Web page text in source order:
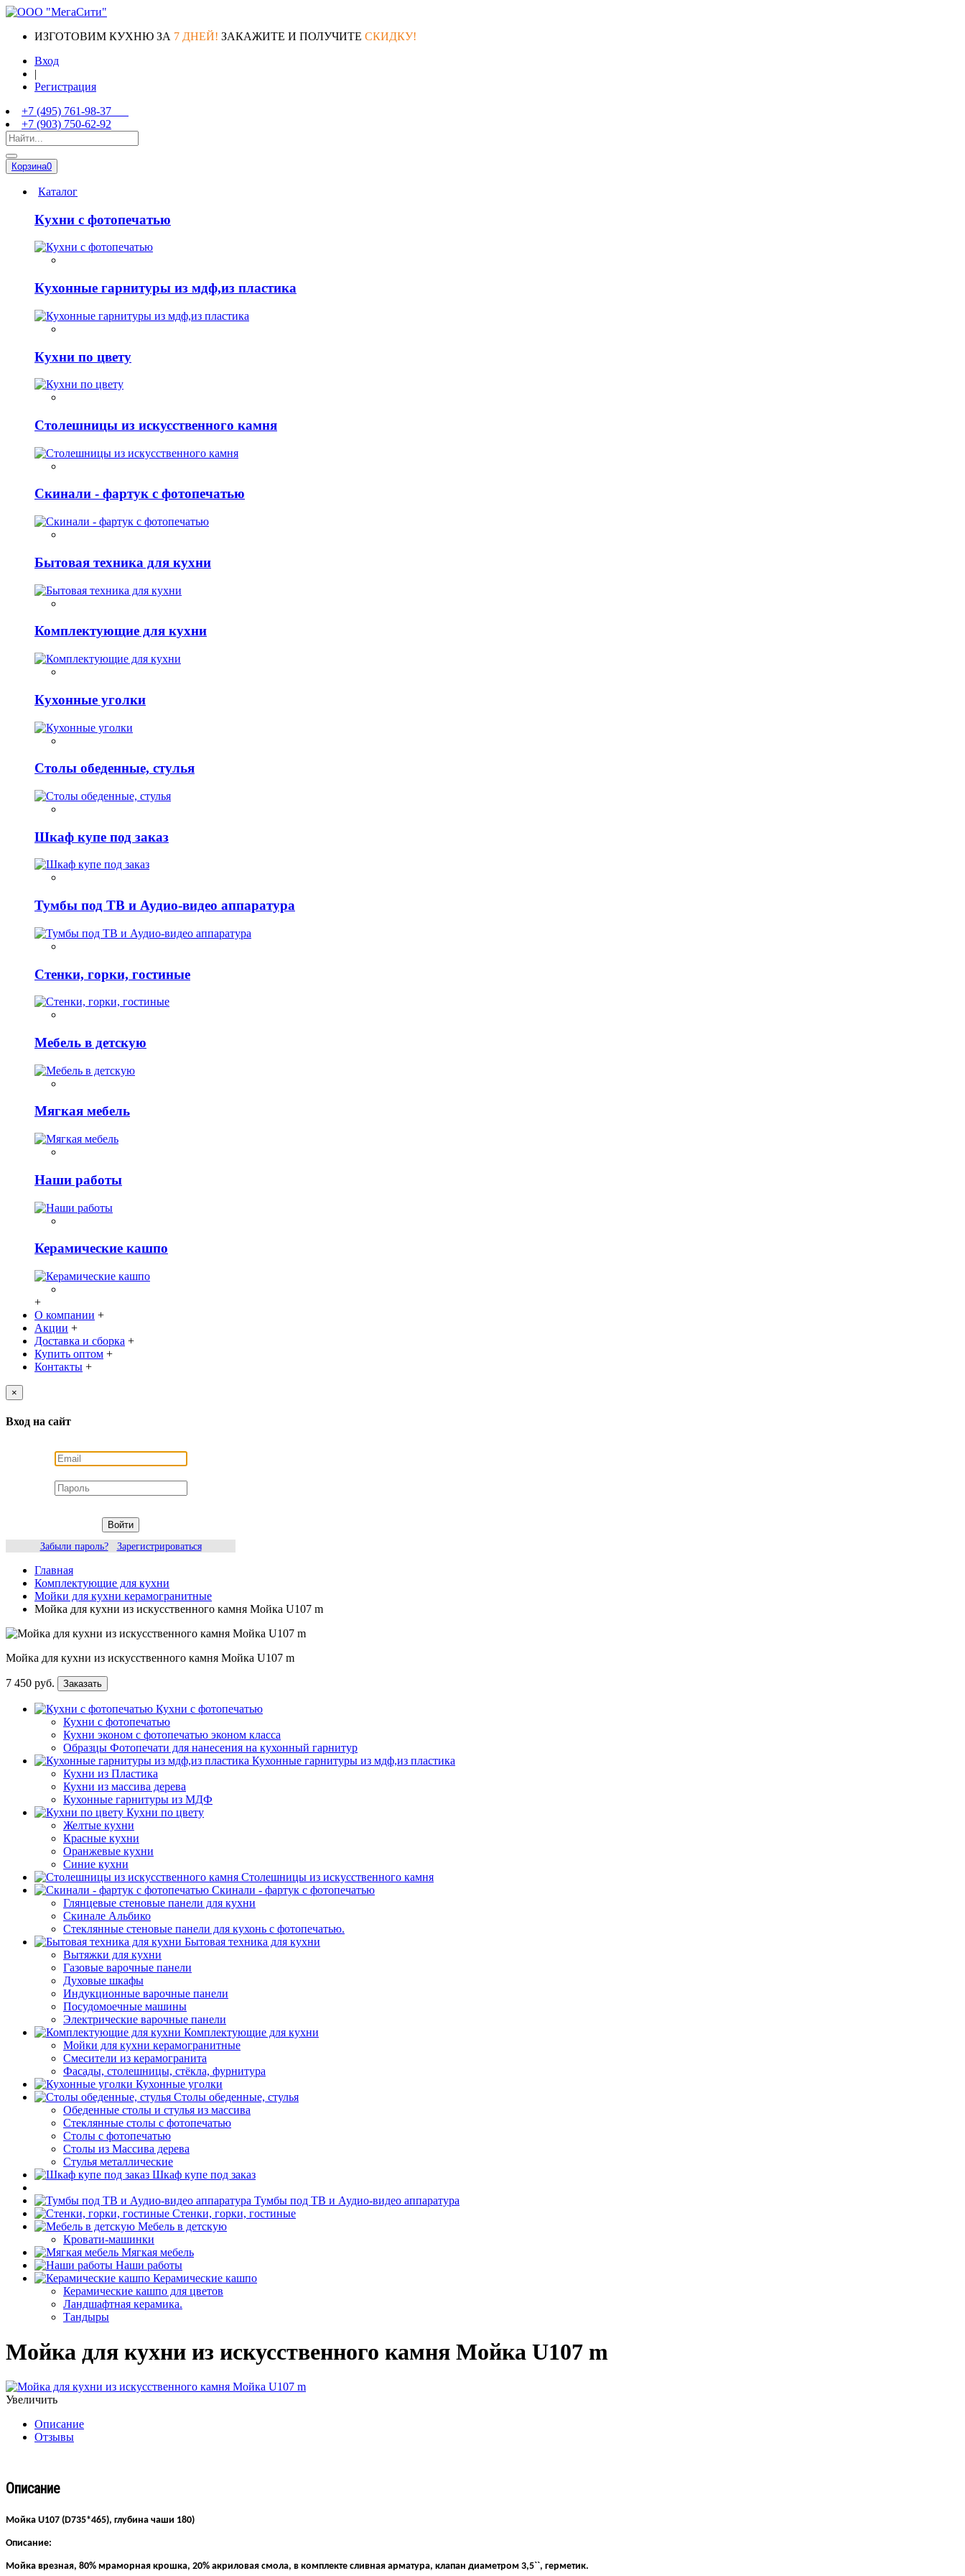
ИЗГОТОВИМ КУХНЮ ЗА 7 ДНЕЙ! ЗАКАЖИТЕ И ПОЛУЧИТЕ СКИДКУ!
Вход
|
Регистрация
+7 (495) 761-98-37
+7 (903) 750-62-92
Корзина0
Каталог
Кухни с фотопечатью
Кухонные гарнитуры из мдф,из пластика
Кухни по цвету
Столешницы из искусственного камня
Скинали - фартук с фотопечатью
Бытовая техника для кухни
Комплектующие для кухни
Кухонные уголки
Столы обеденные, стулья
Шкаф купе под заказ
Тумбы под ТВ и Аудио-видео аппаратура
Стенки, горки, гостиные
Мебель в детскую
Мягкая мебель
Наши работы
Керамические кашпо
+
О компании +
Акции +
Доставка и сборка +
Купить оптом +
Контакты +
×
Вход на сайт
Войти
Забыли пароль?
Зарегистрироваться
Главная
Комплектующие для кухни
Мойки для кухни керамогранитные
Мойка для кухни из искусственного камня Мойка U107 m
Мойка для кухни из искусственного камня Мойка U107 m
7 450 руб. Заказать
Кухни с фотопечатью
Кухни с фотопечатью
Кухни эконом с фотопечатью эконом класса
Образцы Фотопечати для нанесения на кухонный гарнитур
Кухонные гарнитуры из мдф,из пластика
Кухни из Пластика
Кухни из массива дерева
Кухонные гарнитуры из МДФ
Кухни по цвету
Желтые кухни
Красные кухни
Оранжевые кухни
Синие кухни
Столешницы из искусственного камня
Скинали - фартук с фотопечатью
Глянцевые стеновые панели для кухни
Скинале Альбико
Стеклянные стеновые панели для кухонь с фотопечатью.
Бытовая техника для кухни
Вытяжки для кухни
Газовые варочные панели
Духовые шкафы
Индукционные варочные панели
Посудомоечные машины
Электрические варочные панели
Комплектующие для кухни
Мойки для кухни керамогранитные
Смесители из керамогранита
Фасады, столешницы, стёкла, фурнитура
Кухонные уголки
Столы обеденные, стулья
Обеденные столы и стулья из массива
Стеклянные столы с фотопечатью
Столы с фотопечатью
Столы из Массива дерева
Стулья металлические
Шкаф купе под заказ
Тумбы под ТВ и Аудио-видео аппаратура
Стенки, горки, гостиные
Мебель в детскую
Кровати-машинки
Мягкая мебель
Наши работы
Керамические кашпо
Керамические кашпо для цветов
Ландшафтная керамика.
Тандыры
Мойка для кухни из искусственного камня Мойка U107 m
Увеличить
Описание
Отзывы
Описание
Мойка U107 (D735*465), глубина чаши 180)
Описание:
Мойка врезная, 80% мраморная крошка, 20% акриловая смола, в комплекте сливная арматура, клапан диаметром 3,5``, герметик.